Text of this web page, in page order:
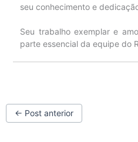
seu conhecimento e
Seu trabalho exemplar e
parte essencial da equipe do
← Post anterior